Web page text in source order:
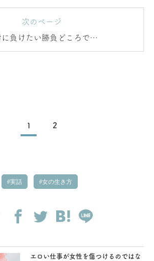
次のページ
に負けたい勝負どころで…
1 2
実話 女の生き方
エロい仕事が女性を傷つけるのではな